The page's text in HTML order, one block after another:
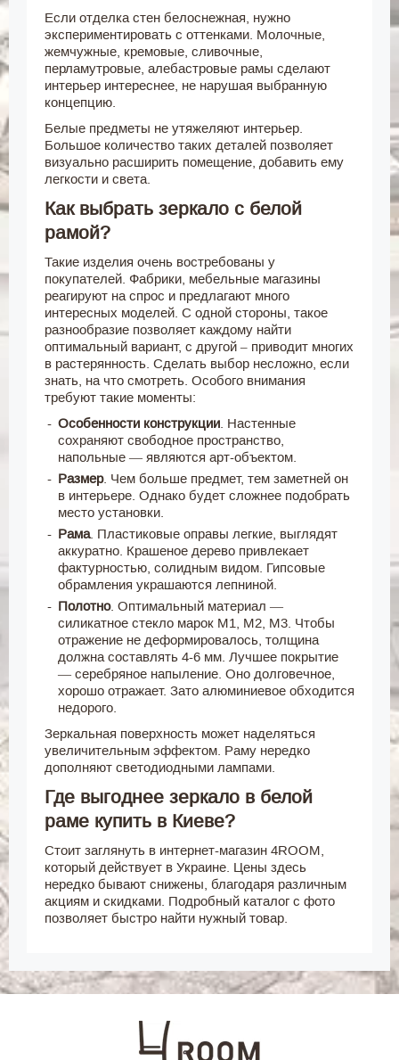
Если отделка стен белоснежная, нужно
экспериментировать с оттенками. Молочные,
жемчужные, кремовые, сливочные,
перламутровые, алебастровые рамы сделают
интерьер интереснее, не нарушая выбранную
концепцию.
Белые предметы не утяжеляют интерьер.
Большое количество таких деталей позволяет
визуально расширить помещение, добавить ему
легкости и света.
Как выбрать зеркало с белой
рамой?
Такие изделия очень востребованы у
покупателей. Фабрики, мебельные магазины
реагируют на спрос и предлагают много
интересных моделей. С одной стороны, такое
разнообразие позволяет каждому найти
оптимальный вариант, с другой – приводит многих
в растерянность. Сделать выбор несложно, если
знать, на что смотреть. Особого внимания
требуют такие моменты:
Особенности конструкции . Настенные
сохраняют свободное пространство,
напольные — являются арт-объектом.
Размер. Чем больше предмет, тем заметней он
в интерьере. Однако будет сложнее подобрать
место установки.
Рама. Пластиковые оправы легкие, выглядят
аккуратно. Крашеное дерево привлекает
фактурностью, солидным видом. Гипсовые
обрамления украшаются лепниной.
Полотно. Оптимальный материал —
силикатное стекло марок М1, М2, М3. Чтобы
отражение не деформировалось, толщина
должна составлять 4-6 мм. Лучшее покрытие
— серебряное напыление. Оно долговечное,
хорошо отражает. Зато алюминиевое обходится
недорого.
Зеркальная поверхность может наделяться
увеличительным эффектом. Раму нередко
дополняют светодиодными лампами.
Где выгоднее зеркало в белой
раме купить в Киеве?
Стоит заглянуть в интернет-магазин 4ROOM,
который действует в Украине. Цены здесь
нередко бывают снижены, благодаря различным
акциям и скидками. Подробный каталог с фото
позволяет быстро найти нужный товар.